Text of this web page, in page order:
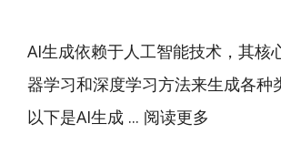
AI生成依赖于人工智能技术，其核
器学习和深度学习方法来生成各种
以下是AI生成 ... 阅读更多